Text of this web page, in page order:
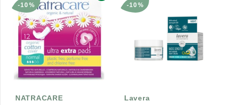
NATRACARE
-10%
Lavera
-10%